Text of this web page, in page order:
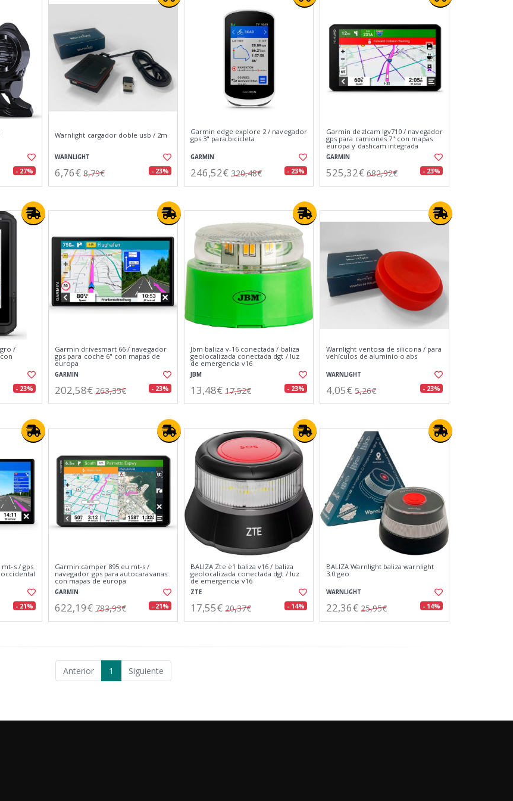
- 27%
Warnlight cargador doble usb / 2m
WARNLIGHT
6,76€ 8,79€ - 23%
Garmin edge explore 2 / navegador
gps 3" para bicicleta
GARMIN
246,52€ 320,48€ - 23%
Garmin dezlcam lgv710 / navegador
gps para camiones 7" con mapas
europa y dashcam integrada
GARMIN
525,32€ 682,92€ - 23%
/
- 23%
Garmin drivesmart 66 / navegador
gps para coche 6" con mapas de
europa
GARMIN
202,58€ 263,35€ - 23%
Jbm baliza v-16 conectada / baliza
geolocalizada conectada dgt / luz
de emergencia v16
JBM
13,48€ 17,52€ - 23%
Warnlight ventosa de silicona / para
vehículos de aluminio o abs
WARNLIGHT
4,05€ 5,26€ - 23%
s / gps
- 21%
Garmin camper 895 eu mt-s /
navegador gps para autocaravanas
con mapas de europa
GARMIN
622,19€ 783,93€ - 21%
BALIZA Zte e1 baliza v16 / baliza
geolocalizada conectada dgt / luz
de emergencia v16
ZTE
17,55€ 20,37€ - 14%
BALIZA Warnlight baliza warnlight
3.0 geo
WARNLIGHT
22,36€ 25,95€ - 14%
Anterior 1 Siguiente